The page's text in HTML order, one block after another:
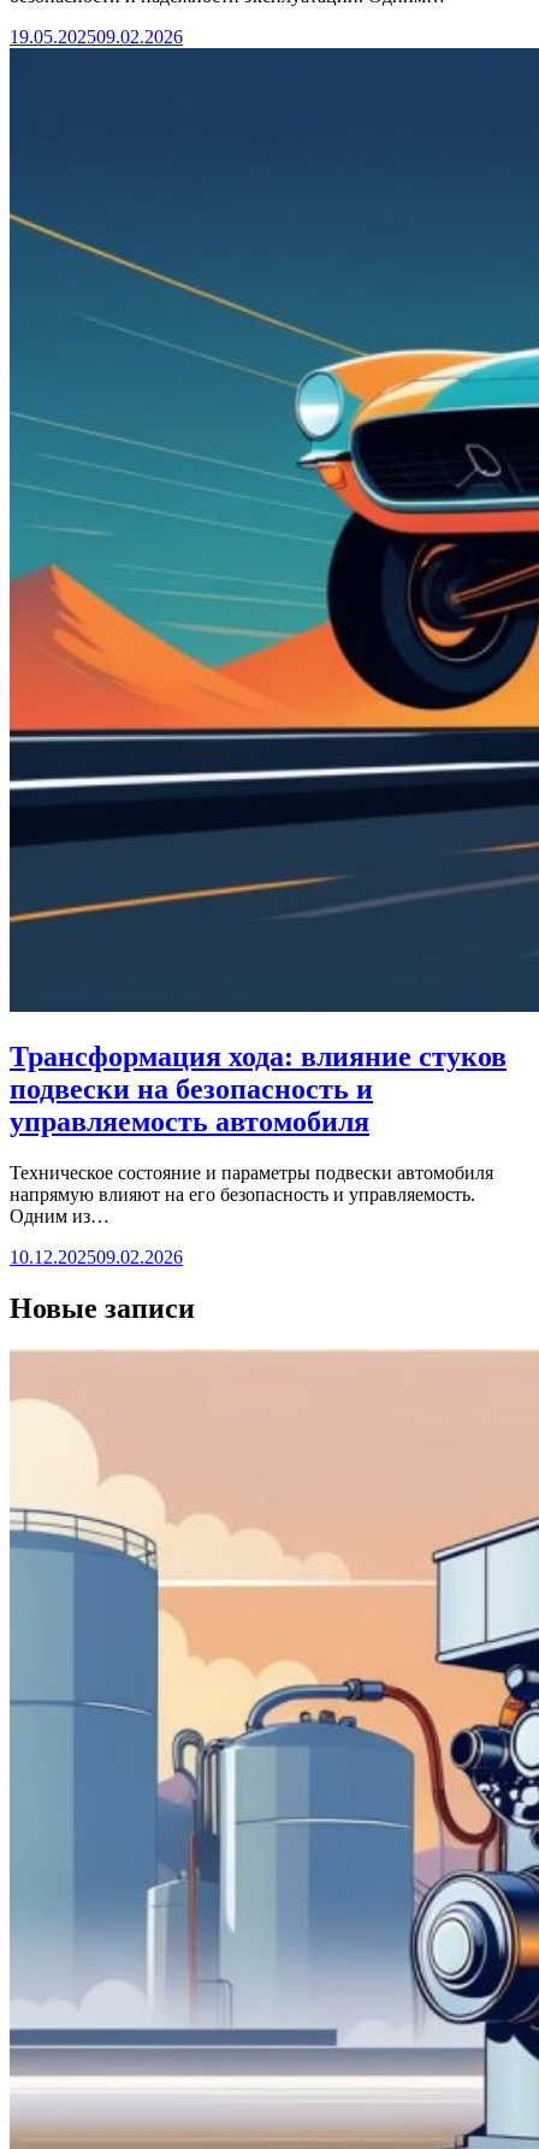
19.05.202509.02.2026
Трансформация хода: влияние стуков
подвески на безопасность и
управляемость автомобиля
Техническое состояние и параметры подвески автомобиля
напрямую влияют на его безопасность и управляемость.
Одним из…
10.12.202509.02.2026
Новые записи